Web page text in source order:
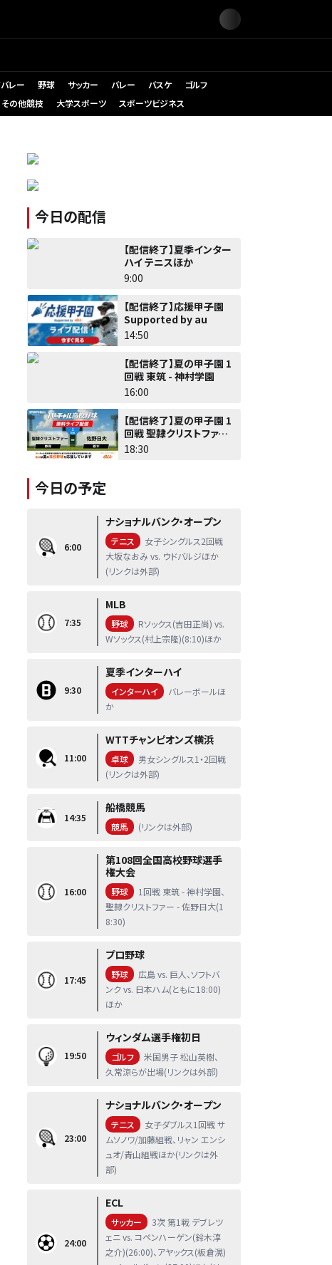
レー 野球 サッカー バレー バスケ
ゴルフ
その他競技 大学スポーツ スポーツビジネス
今日の配信
【配信終了】夏季インター
ハイ テニスほか
9:00
【配信終了】応援甲子園
Supported by au
14:50
【配信終了】夏の甲子園 1
回戦 東筑 - 神村学園
16:00
【配信終了】夏の甲子園 1
回戦 聖隷クリストファー -
佐野日大
18:30
今日の予定
6:00
ナショナルバンク・オープン
テニス
女子シングルス2回戦
大坂なおみ vs. ウドバルジほか
(リンクは外部)
7:35
MLB
野球
Rソックス(吉田正尚) vs.
Wソックス(村上宗隆)(8:10)ほか
9:30
夏季インターハイ
インターハイ
バレーボールほ
か
11:00
WTTチャンピオンズ横浜
卓球
男女シングルス1・2回戦
(リンクは外部)
14:35
船橋競馬
競馬 (リンクは外部)
16:00
第108回全国高校野球選手
権大会
野球
1回戦 東筑 - 神村学園、
聖隷クリストファー - 佐野日大(1
8:30)
17:45
プロ野球
野球
広島 vs. 巨人、ソフトバ
ンク vs. 日本ハム(ともに18:00)
ほか
19:50
ウィンダム選手権初日
ゴルフ
米国男子 松山英樹、
久常涼らが出場(リンクは外部)
23:00
ナショナルバンク・オープン
テニス
女子ダブルス1回戦 サ
ムソノワ/加藤組戦、リャン エンシ
ュオ/青山組戦ほか(リンクは外
部)
24:00
ECL
サッカー
3次 第1戦 デブレツ
ェニ vs. コペンハーゲン(鈴木淳
之介)(26:00)、アヤックス(板倉滉)